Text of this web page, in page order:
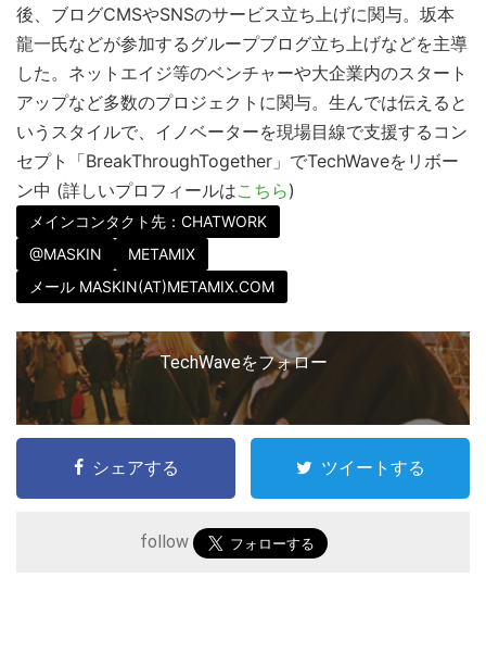
後、ブログCMSやSNSのサービス立ち上げに関与。坂本
龍一氏などが参加するグループブログ立ち上げなどを主導
した。ネットエイジ等のベンチャーや大企業内のスタート
アップなど多数のプロジェクトに関与。生んでは伝えると
いうスタイルで、イノベーターを現場目線で支援するコン
セプト「BreakThroughTogether」でTechWaveをリボー
ン中 (詳しいプロフィールはこちら)
メインコンタクト先：CHATWORK
@MASKIN
METAMIX
メール MASKIN(AT)METAMIX.COM
TechWaveをフォロー
シェアする ツイートする
follow
こ
の
サ
イ
ト
を
検
索
す
る